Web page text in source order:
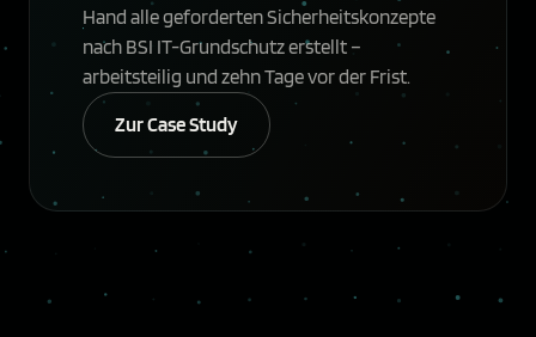
Hand alle geforderten Sicherheitskonzepte
nach BSI IT-Grundschutz erstellt –
arbeitsteilig und zehn Tage vor der Frist.
Zur Case Study